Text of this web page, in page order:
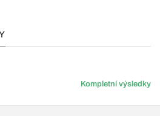
Kompletní výsledky